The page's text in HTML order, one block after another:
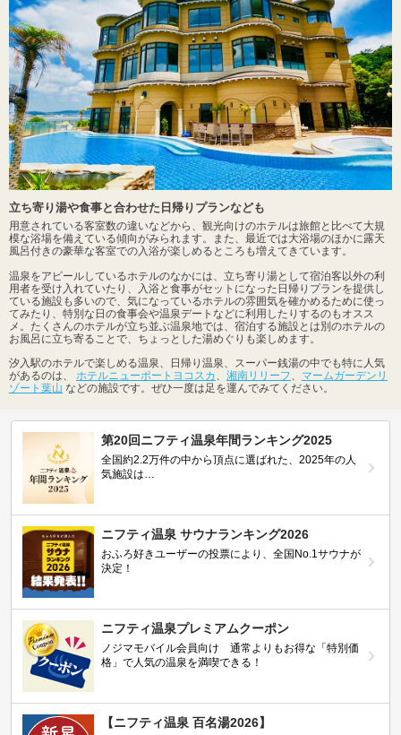
立ち寄り湯や食事と合わせた日帰りプランなども
用意されている客室数の違いなどから、観光向けのホテルは旅館と比べて大規
模な浴場を備えている傾向がみられます。また、最近では大浴場のほかに露天
風呂付きの豪華な客室での入浴が楽しめるところも増えてきています。
温泉をアピールしているホテルのなかには、立ち寄り湯として宿泊客以外の利
用者を受け入れていたり、入浴と食事がセットになった日帰りプランを提供し
ている施設も多いので、気になっているホテルの雰囲気を確かめるために使っ
てみたり、特別な日の食事会や温泉デートなどに利用したりするのもオスス
メ。たくさんのホテルが立ち並ぶ温泉地では、宿泊する施設とは別のホテルの
お風呂に立ち寄ることで、ちょっとした湯めぐりも楽しめます。
汐入駅のホテルで楽しめる温泉、日帰り温泉、スーパー銭湯の中でも特に人気
があるのは、 ホテルニューポートヨコスカ 湘南リリーフ
マームガーデンリ
ゾート葉山 などの施設です。ぜひ一度は足を運んでみてください。
第20回ニフティ温泉年間ランキング2025
全国約2.2万件の中から頂点に選ばれた、2025年の人
気施設は…
ニフティ温泉 サウナランキング2026
おふろ好きユーザーの投票により、全国No.1サウナが
決定！
ニフティ温泉プレミアムクーポン
ノジマモバイル会員向け 通常よりもお得な「特別価
格」で人気の温泉を満喫できる！
【ニフティ温泉 百名湯2026】